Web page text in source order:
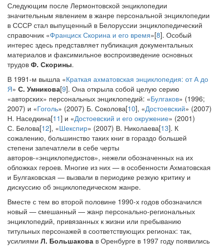
Следующим после Лермонтовской энциклопедии
значительным явлением в жанре персональной энциклопедии
в СССР стал выпущенный в Белоруссии энциклопедический
справочник «Франциск Скорина и его время»[8]. Особый
интерес здесь представляет публикация документальных
материалов и факсимильное воспроизведение основных
трудов Ф. Скорины.
В 1991-м вышла «Краткая ахматовская энциклопедия: от А до
Я» С. Умникова[9]. Она открыла собой целую серию
«авторских» персональных энциклопедий: «Булгаков» (1996;
2007) и «Гоголь» (2007) Б. Соколова[10], «Достоевский» (2007)
Н. Наседкина[11] и «Достоевский и его окружение» (2001)
С. Белова[12], «Шекспир» (2007) В. Николаева[13]. К
сожалению, большинство таких книг в гораздо большей
степени запечатлели в себе черты
авторов-«энциклопедистов», нежели обозначенных на их
обложках героев. Многие из них — в особенности Ахматовская
и Булгаковская — вызвали в периодике резкую критику и
дискуссию об энциклопедическом жанре.
Вместе с тем во второй половине 1990-х годов обозначился
новый — смешанный — жанр персонально-региональных
энциклопедий, привязанных к жизни или пребыванию
титульных персонажей в соответствующих регионах: так,
усилиями Л. Большакова в Оренбурге в 1997 году появились